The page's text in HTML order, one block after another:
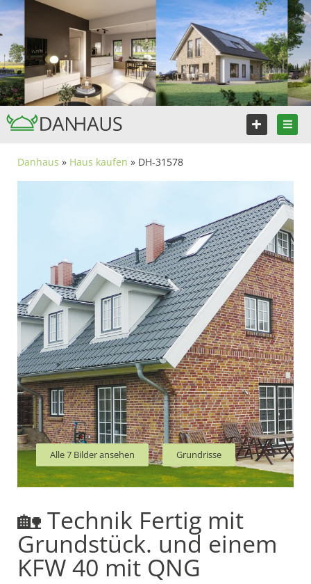
Danhaus » Haus kaufen » DH-31578
Alle 7 Bilder ansehen Grundrisse
🏡 Technik Fertig mit
Grundstück. und einem
KFW 40 mit QNG